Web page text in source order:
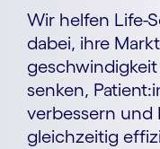
Wir helfen Life-
dabei, ihre
senken,
verbessern und
gleichzeitig